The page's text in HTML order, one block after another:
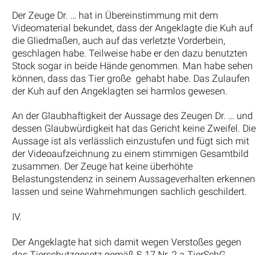
Der Zeuge Dr. … hat in Übereinstimmung mit dem
Videomaterial bekundet, dass der Angeklagte die Kuh auf
die Gliedmaßen, auch auf das verletzte Vorderbein,
geschlagen habe. Teilweise habe er den dazu benutzten
Stock sogar in beide Hände genommen. Man habe sehen
können, dass das Tier große gehabt habe. Das Zulaufen
der Kuh auf den Angeklagten sei harmlos gewesen.
An der Glaubhaftigkeit der Aussage des Zeugen Dr. … und
dessen Glaubwürdigkeit hat das Gericht keine Zweifel. Die
Aussage ist als verlässlich einzustufen und fügt sich mit
der Videoaufzeichnung zu einem stimmigen Gesamtbild
zusammen. Der Zeuge hat keine überhöhte
Belastungstendenz in seinem Aussageverhalten erkennen
lassen und seine Wahrnehmungen sachlich geschildert.
IV.
Der Angeklagte hat sich damit wegen Verstoßes gegen